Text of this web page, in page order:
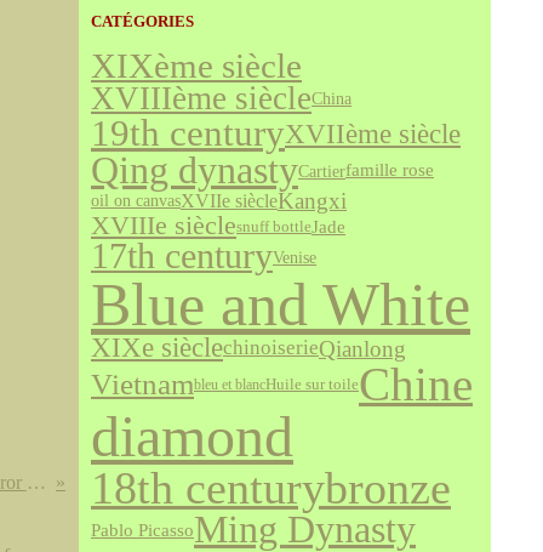
Northern Song dynasty, Emperor Huizong, Zheng He tongbao 政和通寳 (1111-1118)
CATÉGORIES
XIXème siècle
XVIIIème siècleChina
19th centuryXVIIème siècle
Qing dynastyCartierfamille rose
oil on canvasXVIIe siècleKangxi
XVIIIe sièclesnuff bottleJade
17th centuryVenise
Blue and White
XIXe sièclechinoiserieQianlong
Vietnambleu et blancHuile sur toileChine
diamond
18th centurybronze
Pablo PicassoMing Dynasty